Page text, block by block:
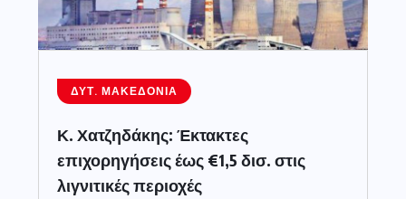
ΔΥΤ. ΜΑΚΕΔΟΝΊΑ
Κ. Χατζηδάκης: Έκτακτες
επιχορηγήσεις έως €1,5 δισ. στις
λιγνιτικές περιοχές